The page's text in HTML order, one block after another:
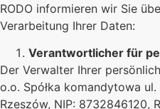
RODO informieren wir Sie
Verarbeitung Ihrer Daten:
Verantwortlicher für
Der Verwalter Ihrer
o.o. Spółka komandytowa
Rzeszów, NIP: 8732846120,